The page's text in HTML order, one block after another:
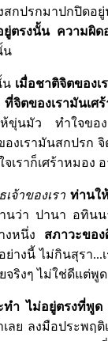
ปรกมาปกปิดอ
ตรงนั้น ความผิ
น
น เมื่อชาติจิตของ
ที่จิตของเรามันเ
ขุ่นมัว ทำใจของ
องเรามันสกปรก
ราก็เศร้าหมอง
จ้าของเรา ท่านใ
นว่า ปานา อทิน
งหนึ่ง สภาวะขอ
ย่างนี้ ไม่กินสุรา
ริงๆ ไม่ใช่ดีแต่พูด
ำ ไม่อยู่ตรงที่พูด
เลย ลงมือประพ